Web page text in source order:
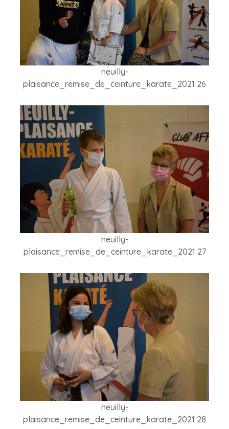
neuilly-
plaisance_remise_de_ceinture_karate_2021 26
neuilly-
plaisance_remise_de_ceinture_karate_2021 27
neuilly-
plaisance_remise_de_ceinture_karate_2021 28